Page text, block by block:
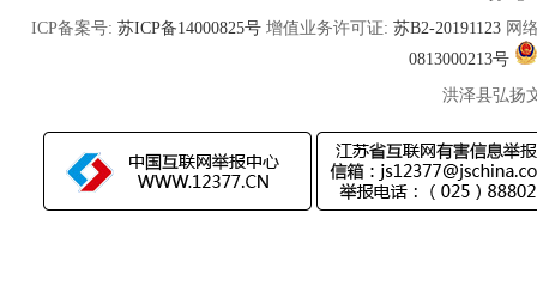
ICP备案号: 苏ICP备14000825号 增值业务许可证: 苏B2-20191123 网
0813000213号
洪泽县弘扬